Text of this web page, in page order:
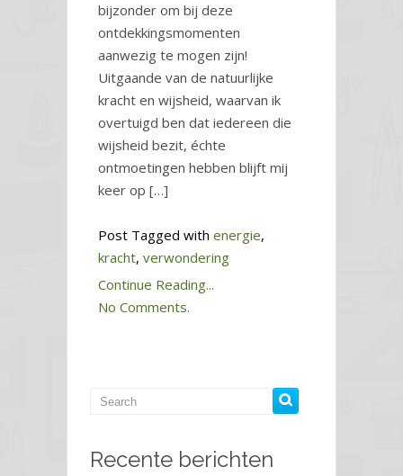
bijzonder om bij deze
ontdekkingsmomenten
aanwezig te mogen zijn!
Uitgaande van de natuurlijke
kracht en wijsheid, waarvan ik
overtuigd ben dat iedereen die
wijsheid bezit, échte
ontmoetingen hebben blijft mij
keer op […]
Post Tagged with energie,
kracht, verwondering
Continue Reading...
No Comments.
Recente berichten